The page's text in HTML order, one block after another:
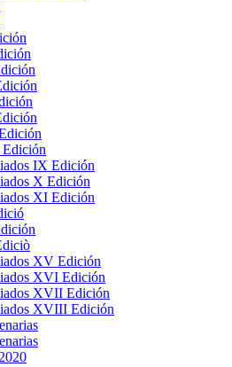
IX Edición
X Edición
XI Edición
XV Edición
XVI Edición
XVII Edición
XVIII Edición